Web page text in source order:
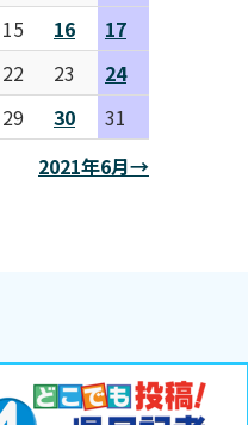
15 16
17
22 23
24
29 30
31
2021年6月→